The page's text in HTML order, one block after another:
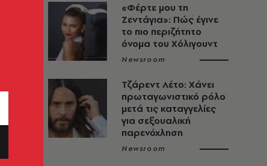
«Φέρτε μου τη
Ζεντάγια»: Πώς έγινε
το πιο περιζήτητο
όνομα του Χόλιγουντ
Newsroom
Τζάρεντ Λέτο: Χάνει
πρωταγωνιστικό ρόλο
μετά τις καταγγελίες
για σεξουαλική
παρενόχληση
Newsroom